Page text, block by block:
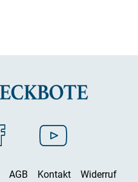
AGB Kontakt Widerruf